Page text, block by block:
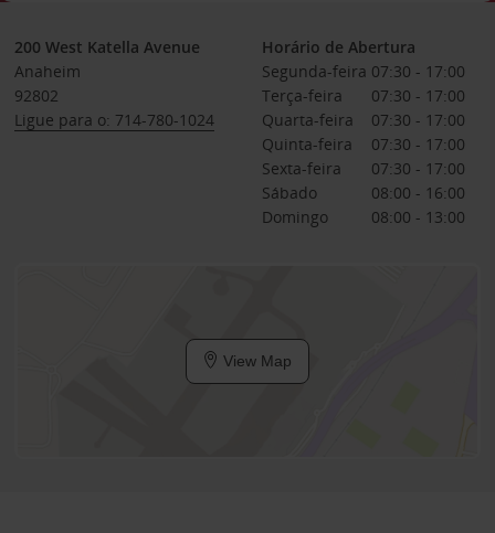
200 West Katella Avenue
Anaheim
92802
Ligue para o: 714-780-1024
Horário de Abertura
Segunda-feira 07:30 - 17:00
Terça-feira
07:30 - 17:00
Quarta-feira
07:30 - 17:00
Quinta-feira
07:30 - 17:00
Sexta-feira
07:30 - 17:00
Sábado
08:00 - 16:00
Domingo
08:00 - 13:00
View Map